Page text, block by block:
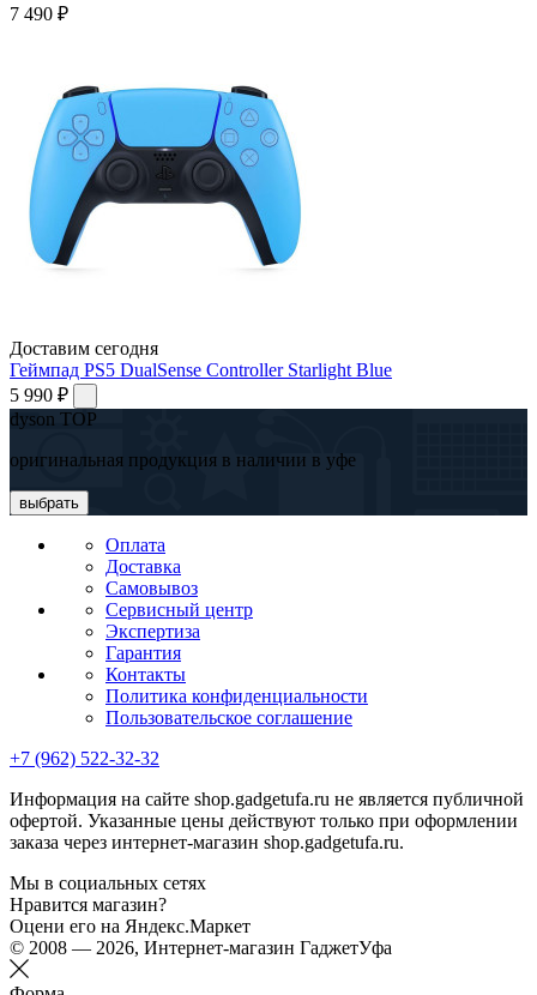
7 490 ₽
Доставим сегодня
Геймпад PS5 DualSense Controller Starlight Blue
5 990 ₽
dyson TOP
оригинальная продукция в наличии в уфе
выбрать
Оплата
Доставка
Самовывоз
Сервисный центр
Экспертиза
Гарантия
Контакты
Политика конфиденциальности
Пользовательское соглашение
+7 (962) 522-32-32
Информация на сайте shop.gadgetufa.ru не является публичной
офертой. Указанные цены действуют только при оформлении
заказа через интернет-магазин shop.gadgetufa.ru.
Мы в социальных сетях
Нравится магазин?
Оцени его на Яндекс.Маркет
© 2008 — 2026, Интернет-магазин ГаджетУфа